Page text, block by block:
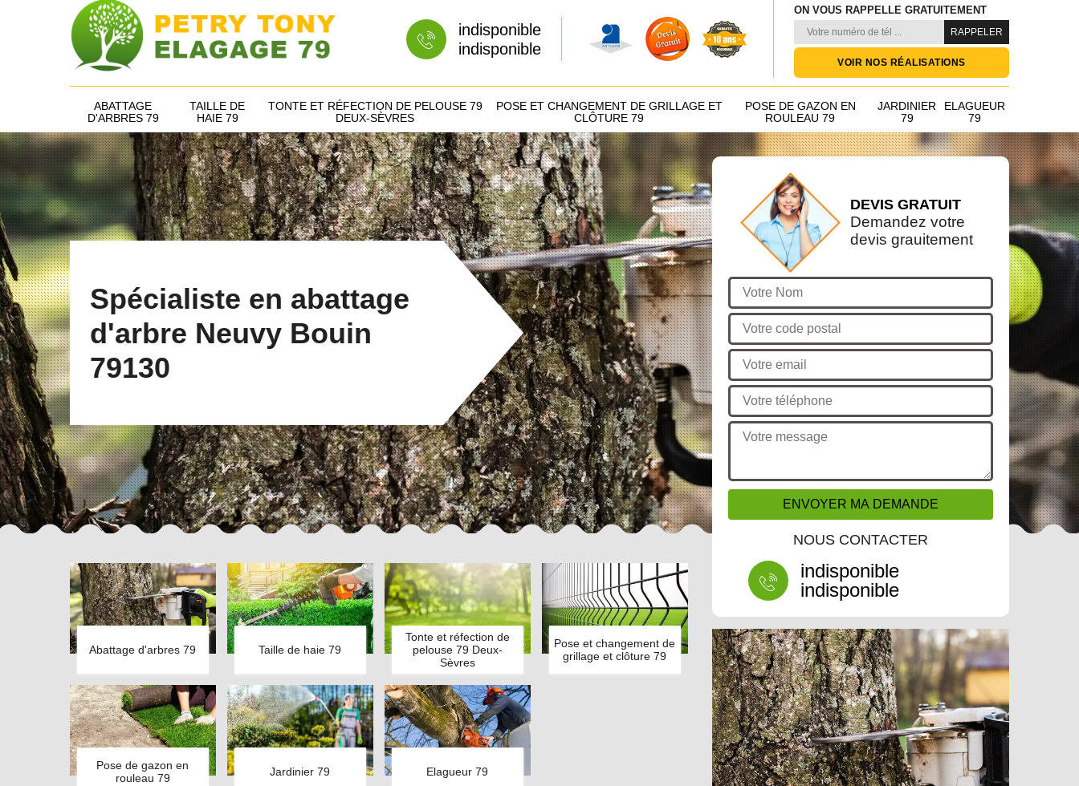
indisponible
indisponible
ON VOUS RAPPELLE GRATUITEMENT
VOIR NOS RÉALISATIONS
ABATTAGE
D'ARBRES 79
TAILLE DE
HAIE 79
TONTE ET RÉFECTION DE PELOUSE 79
DEUX-SÈVRES
POSE ET CHANGEMENT DE GRILLAGE ET
CLÔTURE 79
POSE DE GAZON EN
ROULEAU 79
JARDINIER
79
ELAGUEUR
79
Spécialiste en abattage
d'arbre Neuvy Bouin
79130
Abattage d'arbres 79 Taille de haie 79
Tonte et réfection de
pelouse 79 Deux-
Sèvres
Pose et changement de
grillage et clôture 79
Pose de gazon en
rouleau 79
Jardinier 79 Elagueur 79
DEVIS GRATUIT
Demandez votre
devis grauitement
NOUS CONTACTER
indisponible
indisponible